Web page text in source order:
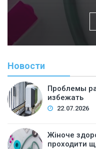
Новости
Проблемы
избежать
22.07.2026
Жіноче
проходити